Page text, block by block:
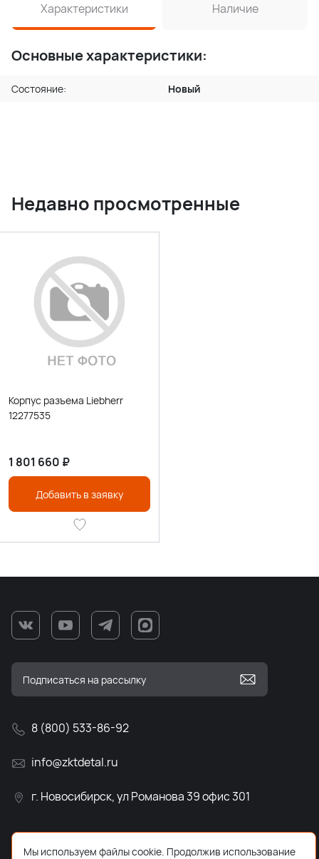
Характеристики Наличие
Основные характеристики:
Состояние: Новый
Недавно просмотренные
Корпус разъема Liebherr
12277535
1 801 660 ₽
Добавить в заявку
8 (800) 533-86-92
info@zktdetal.ru
г. Новосибирск, ул Романова 39 офис 301
Мы используем файлы cookie. Продолжив использование